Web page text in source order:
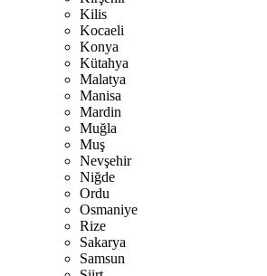
Kilis
Kocaeli
Konya
Kütahya
Malatya
Manisa
Mardin
Muğla
Muş
Nevşehir
Niğde
Ordu
Osmaniye
Rize
Sakarya
Samsun